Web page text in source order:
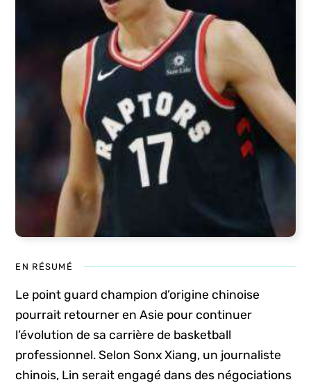
EN RÉSUMÉ
Le point guard champion d’origine chinoise
pourrait retourner en Asie pour continuer
l’évolution de sa carrière de basketball
professionnel. Selon Sonx Xiang, un journaliste
chinois, Lin serait engagé dans des négociations